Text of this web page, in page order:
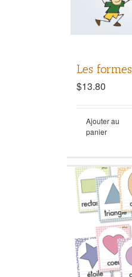
Les formes
$13.80
Ajouter au
panier